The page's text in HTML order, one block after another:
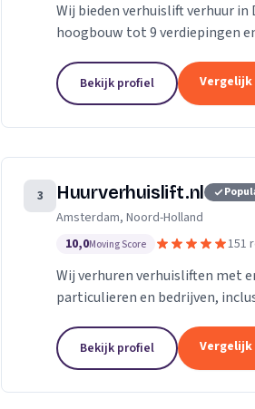
Wij bieden verhuislift verhuur
hoogbouw tot 9 verdiepingen
Bekijk profiel
3 Huurverhuislift.nl
Amsterdam, Noord-Holland
10,0Moving Score 151
Wij verhuren verhuisliften met
particulieren en bedrijven,
Bekijk profiel